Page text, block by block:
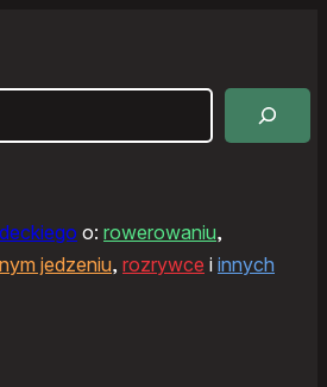
o: rowerowaniu,
jedzeniu, rozrywce i innych